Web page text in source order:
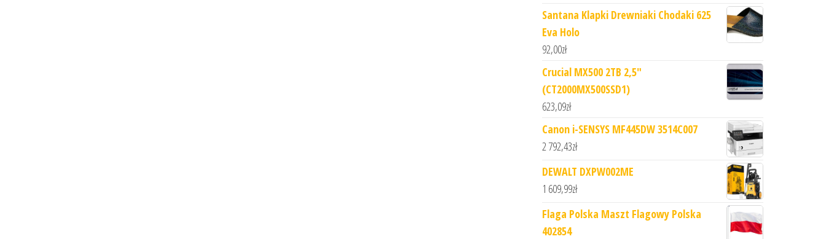
Santana Klapki Drewniaki Chodaki 625
Eva Holo
92,00zł
Crucial MX500 2TB 2,5"
(CT2000MX500SSD1)
623,09zł
Canon i-SENSYS MF445DW 3514C007
2 792,43zł
DEWALT DXPW002ME
1 609,99zł
Flaga Polska Maszt Flagowy Polska
402854